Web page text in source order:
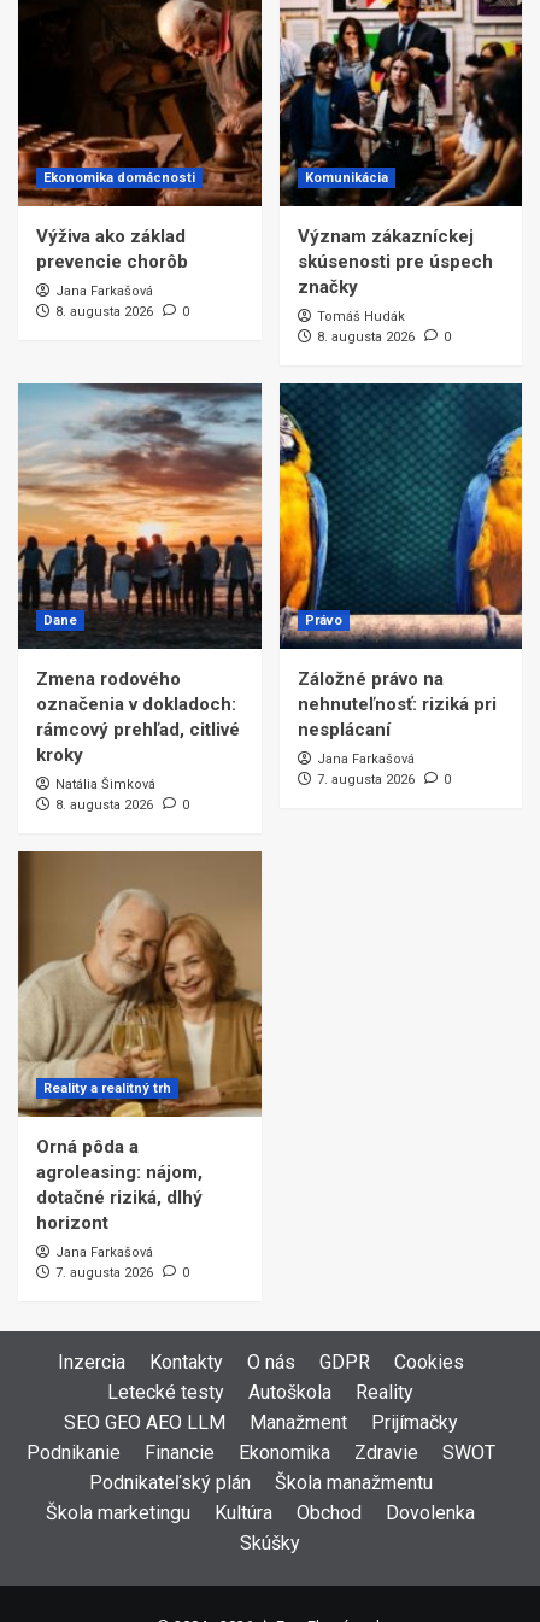
Ekonomika domácnosti
Výživa ako základ
prevencie chorôb
Jana Farkašová
8. augusta 2026
0
Komunikácia
Význam zákazníckej
skúsenosti pre úspech
značky
Tomáš Hudák
8. augusta 2026
0
Dane
Zmena rodového
označenia v dokladoch:
rámcový prehľad, citlivé
kroky
Natália Šimková
8. augusta 2026
0
Právo
Záložné právo na
nehnuteľnosť: riziká pri
nesplácaní
Jana Farkašová
7. augusta 2026
0
Reality a realitný trh
Orná pôda a
agroleasing: nájom,
dotačné riziká, dlhý
horizont
Jana Farkašová
7. augusta 2026
0
Inzercia Kontakty O nás GDPR
Cookies
Letecké testy
Autoškola
Reality
SEO GEO AEO LLM
Manažment
Prijímačky
Podnikanie
Financie Ekonomika Zdravie
SWOT
Podnikateľský plán
Škola manažmentu
Škola marketingu
Kultúra Obchod
Dovolenka
Skúšky